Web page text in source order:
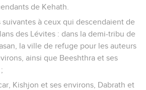
de Kehath.
suivantes à ceux qui descendaient de
des Lévites : dans la demi-tribu de
la ville de refuge pour les auteurs
ainsi que Beeshthra et ses
Kishjon et ses environs, Dabrath et